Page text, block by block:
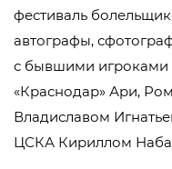
фестиваль
автографы,
с бывшими
«Краснодар» Ари,
Владиславом
ЦСКА Кириллом